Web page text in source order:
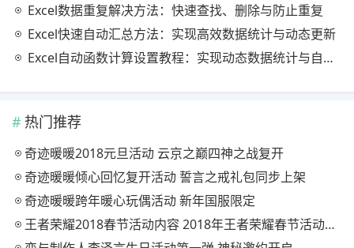
Excel数据重复解决方法：快速查找、删除与防止重复
Excel快速自动汇总方法：实现高效数据统计与动态更新
Excel自动函数计算设置教程：实现动态数据统计与自动更新
热门推荐
奇迹暖暖2018元旦活动 云京之巅四神之战复开
奇迹暖暖倾心回忆复开活动 誓言之戒礼包同步上架
奇迹暖暖跨年暖心玩偶活动 新年国服限定
王者荣耀2018春节活动内容 2018年王者荣耀春节活动大全